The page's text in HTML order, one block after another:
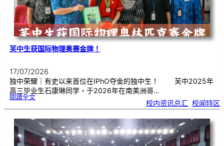
芙中生获国际物理奥赛金牌！
17/07/2026
独中荣耀｜有史以来首位在IPhO夺金的独中生！ 芙中2025年
高三毕业生石康琳同学，于2026年在南美洲哥…
閱讀全文:芙
获
际
物
理
赛
金
牌
！
校内资讯总汇 校闻特区